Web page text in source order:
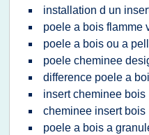
installation d un
poele a bois flamme
poele a bois ou a
poele cheminee
difference poele a
insert cheminee bois
cheminee insert bois
poele a bois a